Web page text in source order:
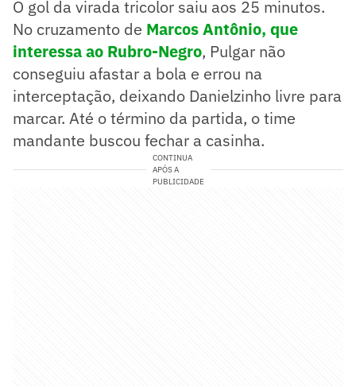
O gol da virada tricolor saiu aos 25 minutos.
No cruzamento de Marcos Antônio, que
interessa ao Rubro-Negro, Pulgar não
conseguiu afastar a bola e errou na
interceptação, deixando Danielzinho livre para
marcar. Até o término da partida, o time
mandante buscou fechar a casinha.
CONTINUA
APÓS A
PUBLICIDADE